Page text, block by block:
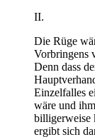
II.
Die Rüge
Vorbringens
Denn dass
Einzelfalles
wäre und
billigerweise
ergibt sich